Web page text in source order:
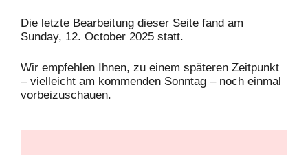
Die letzte Bearbeitung dieser Seite fand am
Sunday, 12. October 2025 statt.
Wir empfehlen Ihnen, zu einem späteren Zeitpunkt
– vielleicht am kommenden Sonntag – noch einmal
vorbeizuschauen.